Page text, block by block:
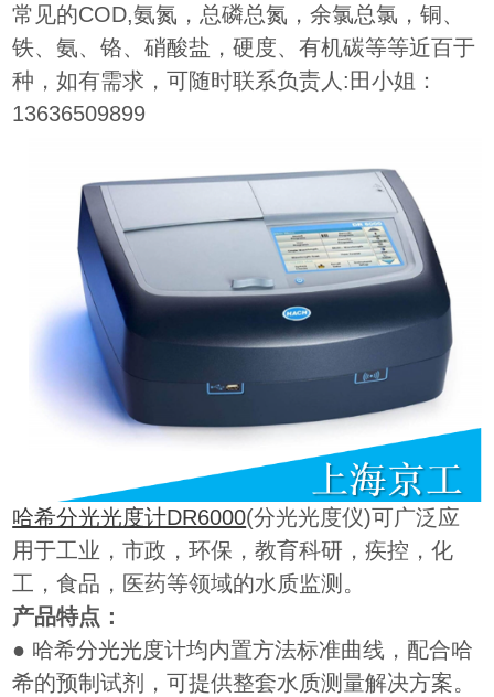
常见的COD,氨氮，总磷总氮，余氯总氯，铜、
铁、氨、铬、硝酸盐，硬度、有机碳等等近百于
种，如有需求，可随时联系负责人:田小姐：
13636509899
哈希分光光度计DR6000(分光光度仪)可广泛应
用于工业，市政，环保，教育科研，疾控，化
工，食品，医药等领域的水质监测。
产品特点：
● 哈希分光光度计均内置方法标准曲线，配合哈
希的预制试剂，可提供整套水质测量解决方案。